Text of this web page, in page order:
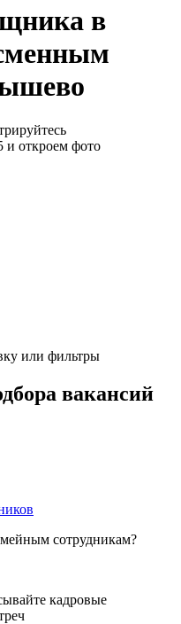
в
и откроем фото
или фильтры
вакансий
сотрудникам?
кадровые